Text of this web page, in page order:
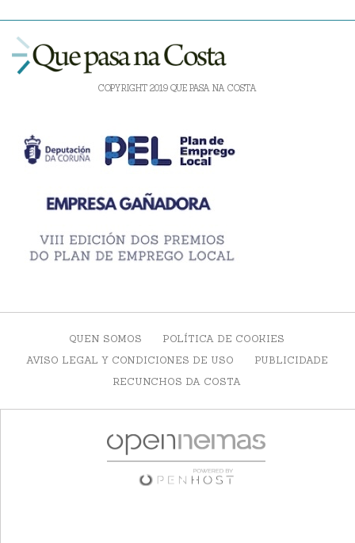
COPYRIGHT 2019 QUE PASA NA COSTA
QUEN SOMOS
POLÍTICA DE COOKIES
AVISO LEGAL Y CONDICIONES DE USO
PUBLICIDADE
RECUNCHOS DA COSTA